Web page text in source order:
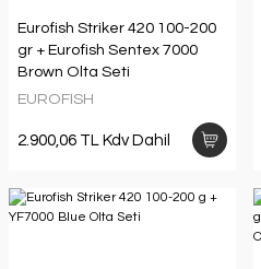
Eurofish Striker 420 100-200
gr + Eurofish Sentex 7000
Brown Olta Seti
EUROFISH
2.900,06 TL Kdv Dahil